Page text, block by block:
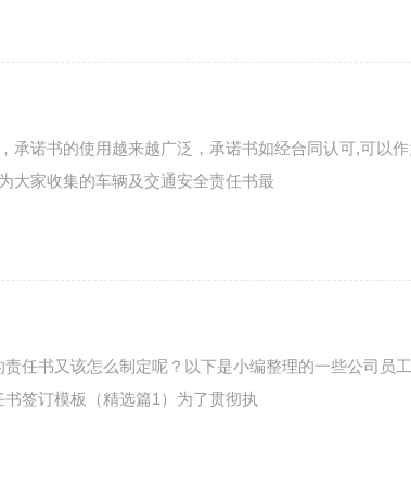
承诺书的使用越来越广泛，承诺书如经合同认可,可以
大家收集的车辆及交通安全责任书最
任书又该怎么制定呢？以下是小编整理的一些公司员
签订模板（精选篇1）为了贯彻执